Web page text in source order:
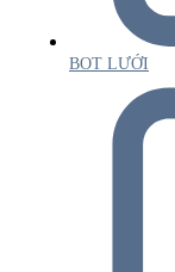
BOT LƯỚI